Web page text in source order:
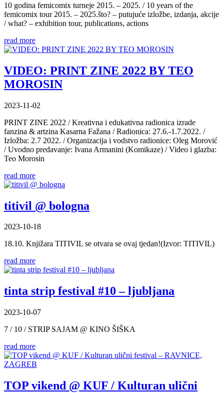
10 godina femicomix turneje 2015. – 2025. / 10 years of the
femicomix tour 2015. – 2025.što? – putujuće izložbe, izdanja, akcije
/ what? – exhibition tour, publications, actions
read more
VIDEO: PRINT ZINE 2022 BY TEO
MOROSIN
2023-11-02
PRINT ZINE 2022 / Kreativna i edukativna radionica izrade
fanzina & artzina Kasarna Fažana / Radionica: 27.6.-1.7.2022. /
Izložba: 2.7 2022. / Organizacija i vodstvo radionice: Oleg Morović
/ Uvodno predavanje: Ivana Armanini (Komikaze) / Video i glazba:
Teo Morosin
read more
titivil @ bologna
2023-10-18
18.10. Knjižara TITIVIL se otvara se ovaj tjedan!(Izvor: TITIVIL)
read more
tinta strip festival #10 – ljubljana
2023-10-07
7 / 10 / STRIP SAJAM @ KINO ŠIŠKA
read more
TOP vikend @ KUF / Kulturan ulični